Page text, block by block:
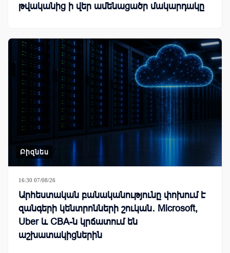
թվականից ի վեր ամենացածր մակարդակը
Բիզնես
16:30 07/08/26
Արհեստական բանականությունը փոխում է
զանգերի կենտրոնների շուկան․ Microsoft,
Uber և CBA-ն կրճատում են
աշխատակիցներին